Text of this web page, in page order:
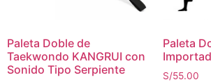
Paleta Doble de
Taekwondo KANGRUI con
Sonido Tipo Serpiente
Paleta
S/55.00